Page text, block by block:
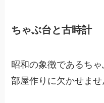
ちゃぶ台と古時計
昭和の象徴であるち
部屋作りに欠かせませ